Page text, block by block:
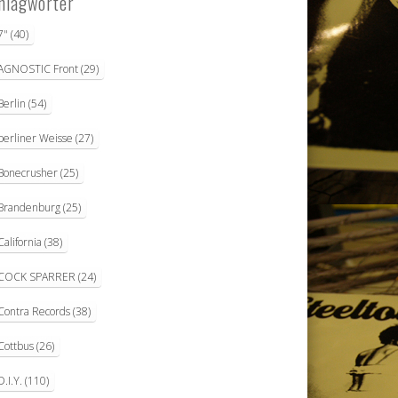
(40)
Front(29)
(54)
Weisse (27)
(25)
(25)
(38)
SPARRER (24)
Records(38)
(26)
(110)